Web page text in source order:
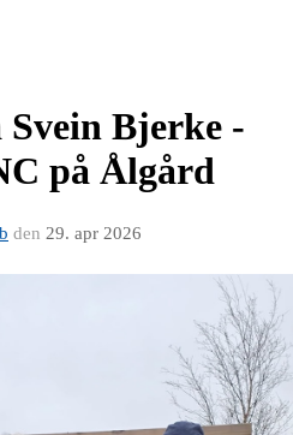
Svein Bjerke -
på Ålgård
den 29. apr 2026